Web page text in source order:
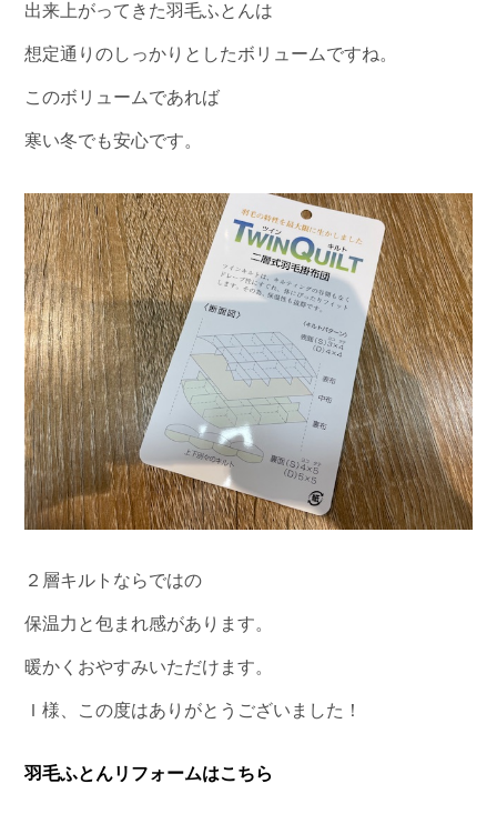
出来上がってきた羽毛ふとんは
想定通りのしっかりとしたボリュームですね。
このボリュームであれば
寒い冬でも安心です。
２層キルトならではの
保温力と包まれ感があります。
暖かくおやすみいただけます。
Ｉ様、この度はありがとうございました！
羽毛ふとんリフォームはこちら